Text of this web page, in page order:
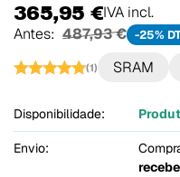
365,95 €IVA incl.
Antes: 487,93 € -25%
(1) SRAM
Disponibilidade:
Envio: